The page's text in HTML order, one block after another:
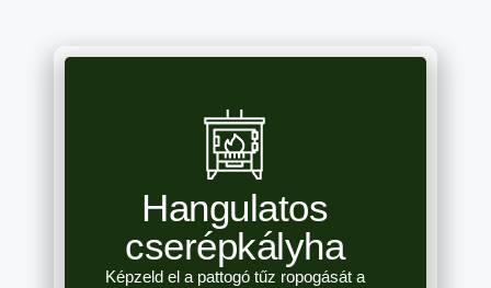
Hangulatos
cserépkályha
Képzeld el a pattogó tűz ropogását a